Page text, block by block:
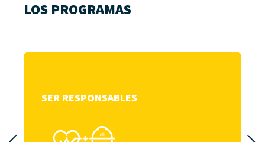
LOS PROGRAMAS
SER RESPONSABLES